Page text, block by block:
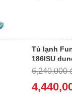
Tủ lạnh
186ISU
6,240,000